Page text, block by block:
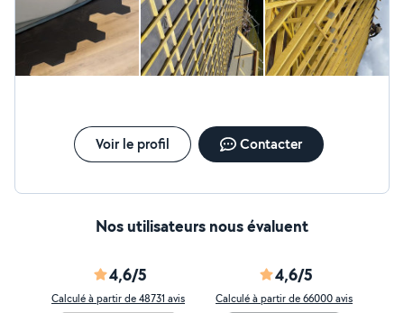
effectué aurait été mieux fait par un enfant. Pierre a déjà
arnaqué de nombreuses personnes, nous avons pris contact
entre nous, si vous souhaitez vous joindre à nous, vous pouvez
me contacter au 0784163851
Voir le profil Contacter
Nos utilisateurs nous évaluent
4,6/5
Calculé à partir de 48731 avis
4,6/5
Calculé à partir de 66000 avis